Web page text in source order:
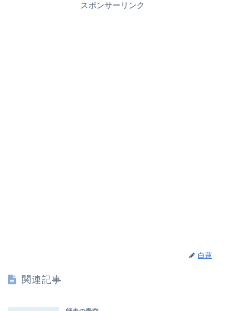
スポンサーリンク
白蓮
関連記事